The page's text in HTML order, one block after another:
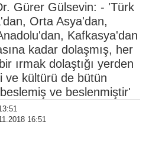
Gürer Gülsevin: - 'Türk
Orta Asya'dan,
Kafkasya'dan
kadar dolaşmış, her
ırmak dolaştığı yerden
ve kültürü de bütün
ve beslenmiştir'
16:51